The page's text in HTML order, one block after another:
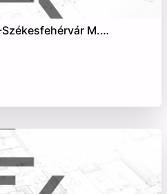
M.…